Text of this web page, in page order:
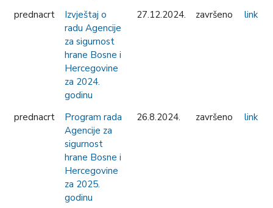
prednacrt
Izvještaj o
radu Agencije
za sigurnost
hrane Bosne i
Hercegovine
za 2024.
godinu
27.12.2024. završeno link
prednacrt
Program rada
Agencije za
sigurnost
hrane Bosne i
Hercegovine
za 2025.
godinu
26.8.2024. završeno link